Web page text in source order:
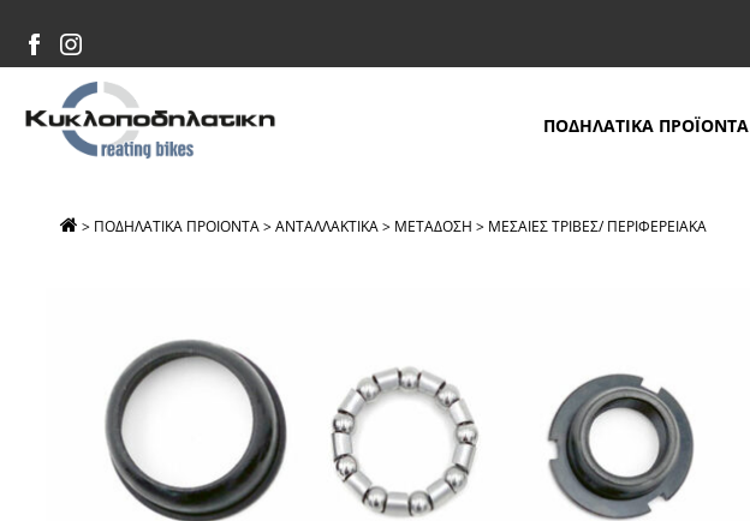
ΠΟΔΗΛΑΤΙΚΑ ΠΡΟΪΟΝΤΑ
> ΠΟΔΗΛΑΤΙΚΑ ΠΡΟΙΟΝΤΑ > ΑΝΤΑΛΛΑΚΤΙΚΑ > ΜΕΤΑΔΟΣΗ > ΜΕΣΑΙΕΣ ΤΡΙΒΕΣ/ ΠΕΡΙΦΕΡΕΙΑΚΑ